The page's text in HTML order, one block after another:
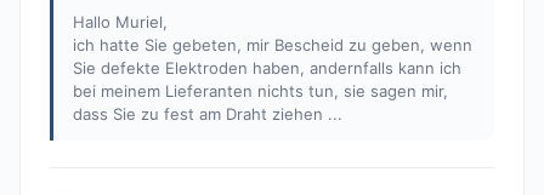
Hallo Muriel,
ich hatte Sie gebeten, mir Bescheid zu geben, wenn
Sie defekte Elektroden haben, andernfalls kann ich
bei meinem Lieferanten nichts tun, sie sagen mir,
dass Sie zu fest am Draht ziehen ...